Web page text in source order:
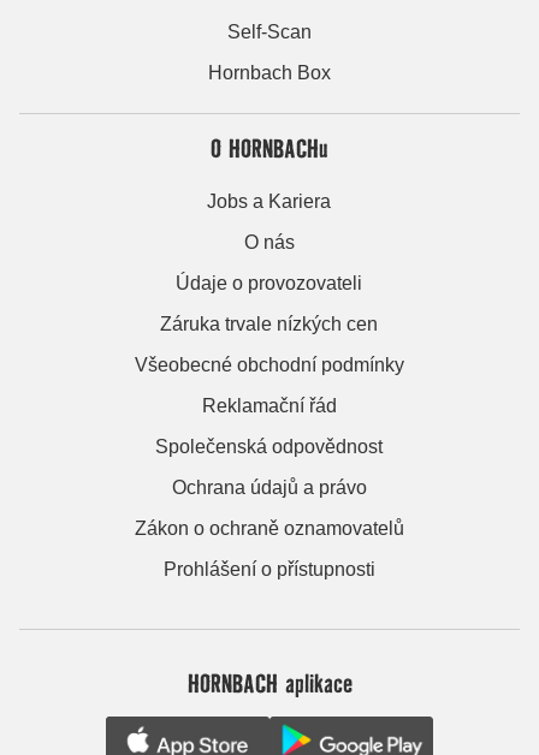
Self-Scan
Hornbach Box
O HORNBACHu
Jobs a Kariera
O nás
Údaje o provozovateli
Záruka trvale nízkých cen
Všeobecné obchodní podmínky
Reklamační řád
Společenská odpovědnost
Ochrana údajů a právo
Zákon o ochraně oznamovatelů
Prohlášení o přístupnosti
HORNBACH aplikace